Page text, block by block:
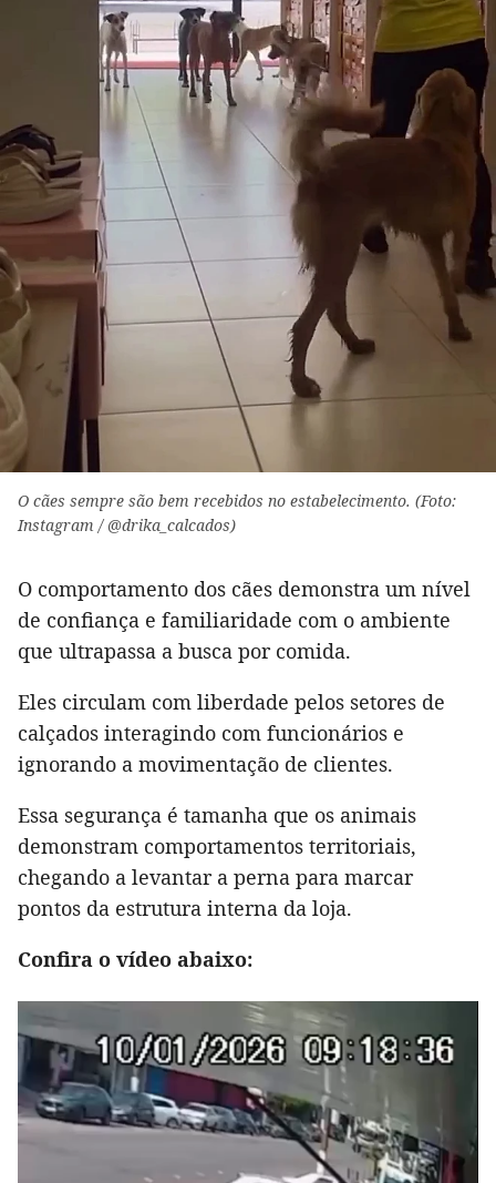
O cães sempre são bem recebidos no estabelecimento. (Foto:
Instagram / @drika_calcados)
O comportamento dos cães demonstra um nível
de confiança e familiaridade com o ambiente
que ultrapassa a busca por comida.
Eles circulam com liberdade pelos setores de
calçados interagindo com funcionários e
ignorando a movimentação de clientes.
Essa segurança é tamanha que os animais
demonstram comportamentos territoriais,
chegando a levantar a perna para marcar
pontos da estrutura interna da loja.
Confira o vídeo abaixo: